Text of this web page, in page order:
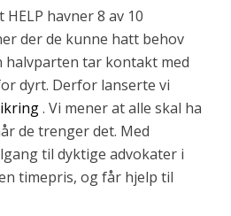
havner 8 av 10
der de kunne hatt behov
halvparten tar kontakt med
dyrt. Derfor lanserte vi
. Vi mener at alle skal ha
de trenger det. Med
til dyktige advokater i
timepris, og får hjelp til